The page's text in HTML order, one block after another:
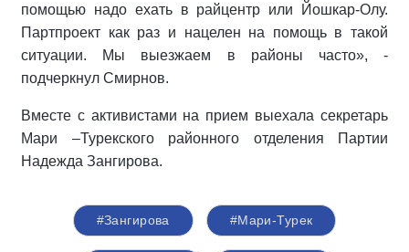
помощью надо ехать в райцентр или Йошкар-Олу.
Партпроект как раз и нацелен на помощь в такой
ситуации. Мы выезжаем в районы часто», -
подчеркнул Смирнов.
Вместе с активистами на прием выехала секретарь
Мари –Турекского районного отделения Партии
Надежда Зангирова.
#Зангирова #Мари-Турек